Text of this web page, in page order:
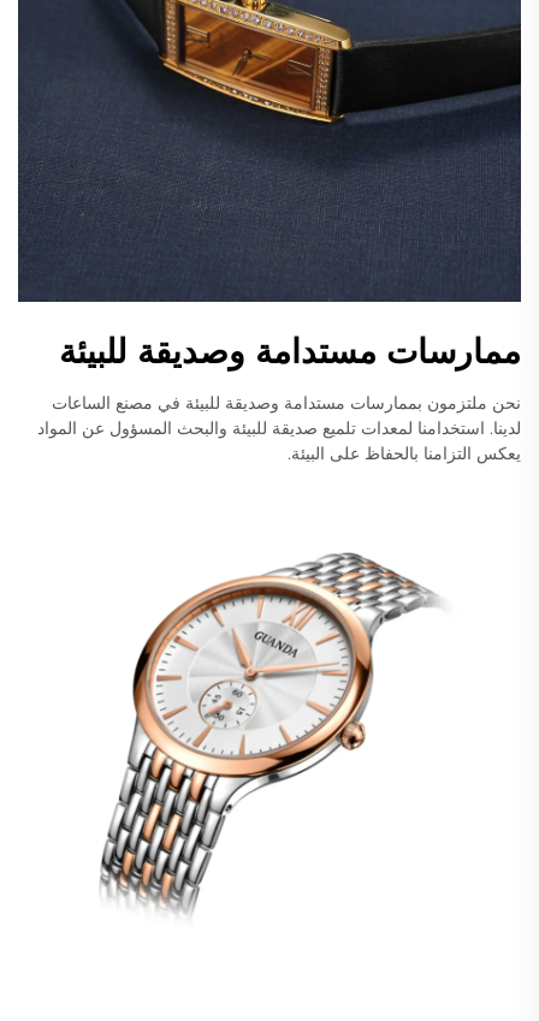
ممارسات مستدامة وصديقة للبيئة
نحن ملتزمون بممارسات مستدامة وصديقة للبيئة في مصنع الساعات
لدينا. استخدامنا لمعدات تلميع صديقة للبيئة والبحث المسؤول عن المواد
يعكس التزامنا بالحفاظ على البيئة.